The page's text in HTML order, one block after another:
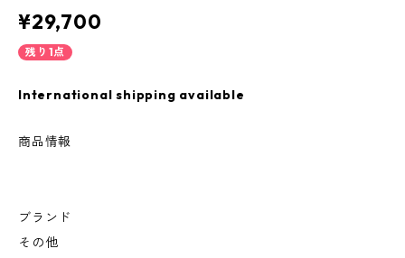
¥29,700
残り1点
International shipping available
商品情報
ブランド
その他